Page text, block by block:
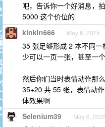
吧，告诉你一个好消息，
5000 这个价位的
kinkin666 May 6, 2025
35 张足够形成 2 本不同
少可以一页一张，甚至一
然后你们当时表情动作那
35+20 共 55 张，表情动
体效果啊
Selenium39 May 6,